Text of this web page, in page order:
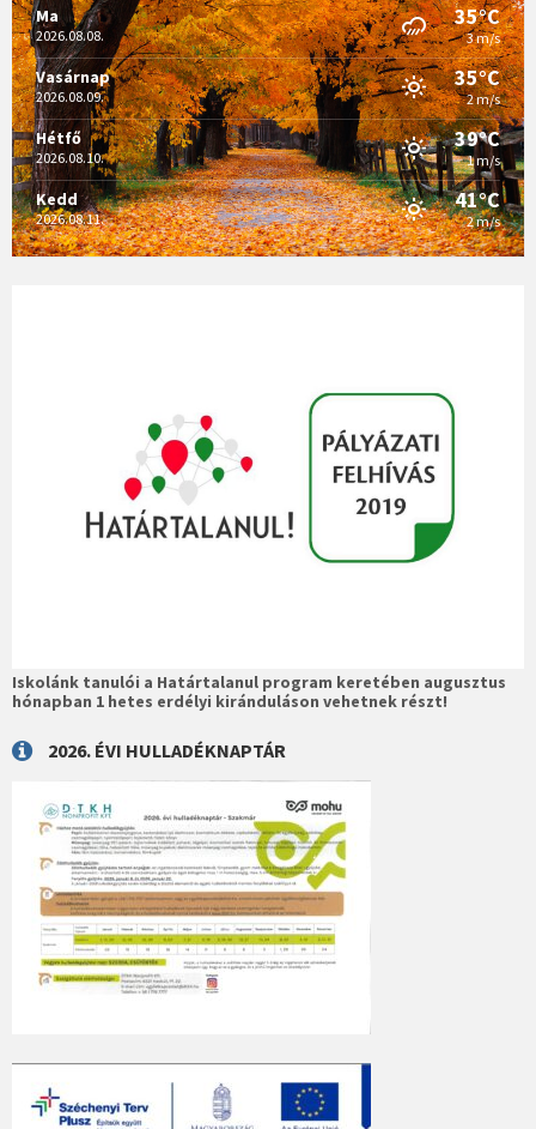
Ma
2026.08.08.
35°C
3 m/s
Vasárnap
2026.08.09.
35°C
2 m/s
Hétfő
2026.08.10.
39°C
1 m/s
Kedd
2026.08.11.
41°C
2 m/s
Iskolánk tanulói a Határtalanul program keretében augusztus
hónapban 1 hetes erdélyi kiránduláson vehetnek részt!
2026. ÉVI HULLADÉKNAPTÁR